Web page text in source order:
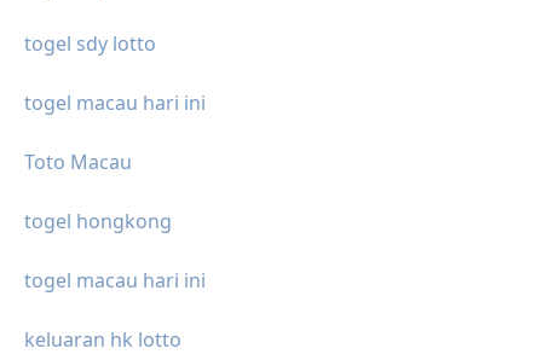
togel sdy lotto
togel macau hari ini
Toto Macau
togel hongkong
togel macau hari ini
keluaran hk lotto